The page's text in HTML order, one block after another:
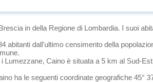
in della Regione di Lombardia. I suoi
abitanti dall'ultimo censimento della
i Lumezzane, Caino è situata a 5 km al Sud-
ha le seguenti coordinate geografiche 45°